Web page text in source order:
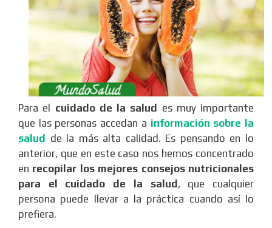
Para el cuidado de la salud
es muy importante
que las personas accedan a información sobre la
salud
de la más alta calidad. Es pensando en lo
anterior, que en este caso nos hemos concentrado
en recopilar los mejores consejos nutricionales
para el cuidado de la salud , que cualquier
persona puede llevar a la práctica cuando así lo
prefiera.